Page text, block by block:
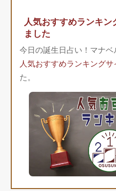
人気おすすめランキ
ました
今日の誕生日占い！マナベ
人気おすすめランキングサ
た。